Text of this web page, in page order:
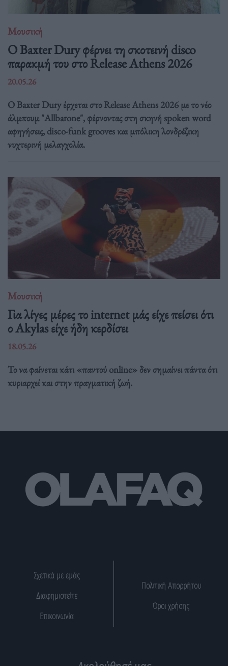
Μουσική
Ο Baxter Dury φέρνει τη σκοτεινή disco
παρακμή του στο Release Athens 2026
20.05.26
Ο Baxter Dury έρχεται στο Release Athens 2026 με το νέο
άλμπουμ "Allbarone", φέρνοντας στη σκηνή spoken word
αφηγήσεις, disco-funk grooves και μπόλικη λονδρέζικη
νυχτερινή μελαγχολία.
Μουσική
Για λίγες μέρες το internet μάς είχε πείσει ότι
ο Akylas είχε ήδη κερδίσει
18.05.26
Το να φαίνεται κάτι «παντού online» δεν σημαίνει πάντα ότι
κυριαρχεί και στην πραγματική ζωή.
Σχετικά με εμάς
Διαφημιστείτε
Επικοινωνία
Πολιτική Απορρήτου
Όροι χρήσης